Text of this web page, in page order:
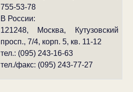
755-53-78
В России:
121248, Москва, Кутузовский
просп., 7/4, корп. 5, кв. 11-12
тел.: (095) 243-16-63
тел./факс: (095) 243-77-27